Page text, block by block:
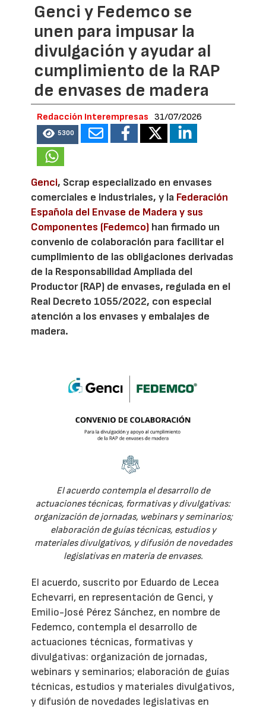
Genci y Fedemco se
unen para impusar la
divulgación y ayudar al
cumplimiento de la RAP
de envases de madera
Redacción Interempresas 31/07/2026
5300
Genci, Scrap especializado en envases
comerciales e industriales, y la Federación
Española del Envase de Madera y sus
Componentes (Fedemco) han firmado un
convenio de colaboración para facilitar el
cumplimiento de las obligaciones derivadas
de la Responsabilidad Ampliada del
Productor (RAP) de envases, regulada en el
Real Decreto 1055/2022, con especial
atención a los envases y embalajes de
madera.
El acuerdo contempla el desarrollo de
actuaciones técnicas, formativas y divulgativas:
organización de jornadas, webinars y seminarios;
elaboración de guías técnicas, estudios y
materiales divulgativos, y difusión de novedades
legislativas en materia de envases.
El acuerdo, suscrito por Eduardo de Lecea
Echevarri, en representación de Genci, y
Emilio-José Pérez Sánchez, en nombre de
Fedemco, contempla el desarrollo de
actuaciones técnicas, formativas y
divulgativas: organización de jornadas,
webinars y seminarios; elaboración de guías
técnicas, estudios y materiales divulgativos,
y difusión de novedades legislativas en